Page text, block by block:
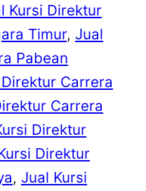
Kursi Direktur
Timur, Jual
Pabean
Carrera
Carrera
Direktur
Direktur
, Jual Kursi